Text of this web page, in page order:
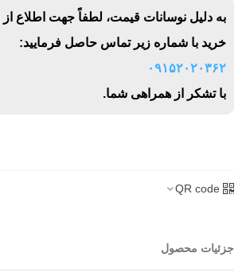
به دلیل نوسانات قیمت، لطفاً جهت اطلاع
خرید با شماره زیر تماس حاصل فرمایید:
۰۹۱۵۲۰۲۰۳۶۲
با تشکر از همراهی شما.
QR code
جزئیات محصول